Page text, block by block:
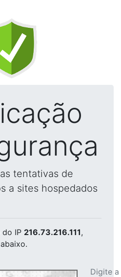
tentativas de
a sites hospedados
do IP 216.73.216.111,
Digite